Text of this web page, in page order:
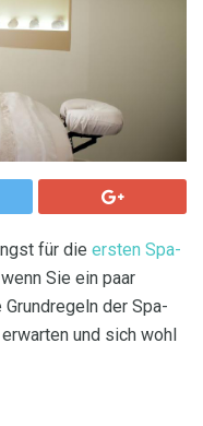
für die ersten Spa-
Sie ein paar
der Spa-
und sich wohl